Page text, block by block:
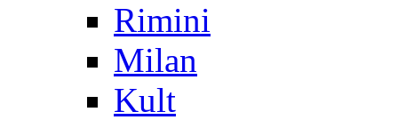
Rimini
Milan
Kult